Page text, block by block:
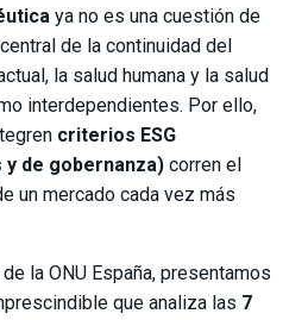
ya no es una cuestión de
de la continuidad del
la salud humana y la salud
interdependientes. Por ello,
criterios ESG
de gobernanza) corren el
un mercado cada vez más
la ONU España, presentamos
que analiza las 7